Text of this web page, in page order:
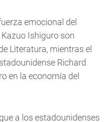
emocional del
Ishiguro son
Literatura, mientras el
Richard
en la economía del
a los estadounidenses